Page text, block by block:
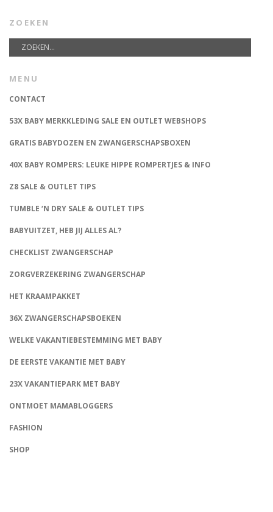
ZOEKEN
MENU
CONTACT
53X BABY MERKKLEDING SALE EN OUTLET WEBSHOPS
GRATIS BABYDOZEN EN ZWANGERSCHAPSBOXEN
40X BABY ROMPERS: LEUKE HIPPE ROMPERTJES & INFO
Z8 SALE & OUTLET TIPS
TUMBLE ‘N DRY SALE & OUTLET TIPS
BABYUITZET, HEB JIJ ALLES AL?
CHECKLIST ZWANGERSCHAP
ZORGVERZEKERING ZWANGERSCHAP
HET KRAAMPAKKET
36X ZWANGERSCHAPSBOEKEN
WELKE VAKANTIEBESTEMMING MET BABY
DE EERSTE VAKANTIE MET BABY
23X VAKANTIEPARK MET BABY
ONTMOET MAMABLOGGERS
FASHION
SHOP